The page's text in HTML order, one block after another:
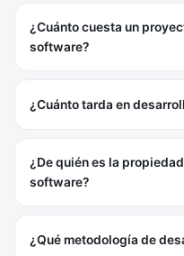
¿Cuánto cuesta un
software?
¿Cuánto tarda en
¿De quién es la
software?
¿Qué metodología de